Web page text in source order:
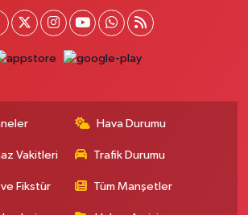
ASM karşısı
Abidei Hürriyet Caddesi 134 B Marriott Otelin
yanı
Hava Durumu
Vakitleri Trafik Durumu
ve Fikstür Tüm Manşetler